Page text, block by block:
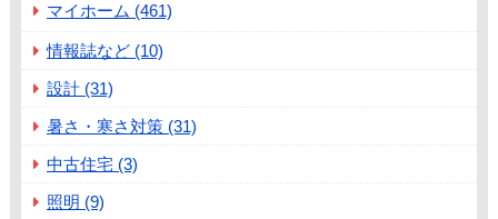
マイホーム (461)
情報誌など (10)
設計 (31)
暑さ・寒さ対策 (31)
中古住宅 (3)
照明 (9)